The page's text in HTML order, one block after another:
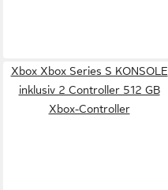
Xbox Xbox Series S KONSOLE
inklusiv 2 Controller 512 GB
Xbox-Controller